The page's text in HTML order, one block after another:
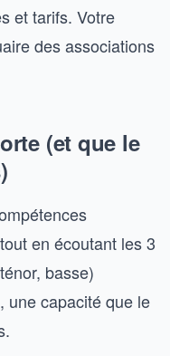
et tarifs. Votre
des associations
(et que le
en écoutant les 3
basse)
une capacité que le